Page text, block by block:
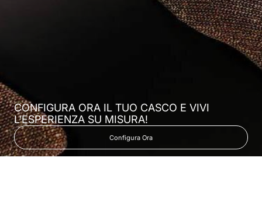
CONFIGURA ORA IL TUO CASCO E VIVI
L’ESPERIENZA SU MISURA!
Configura Ora